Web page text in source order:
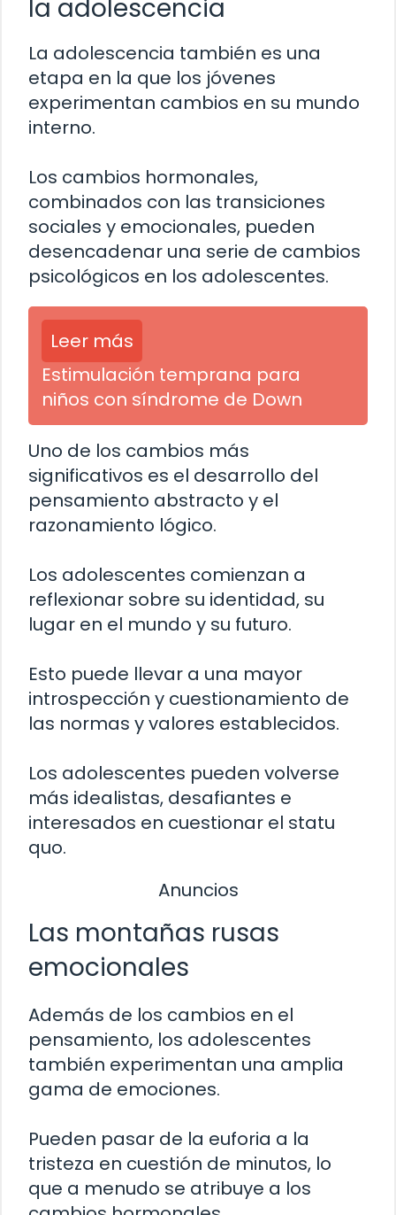
la adolescencia
La adolescencia también es una
etapa en la que los jóvenes
experimentan cambios en su mundo
interno.
Los cambios hormonales,
combinados con las transiciones
sociales y emocionales, pueden
desencadenar una serie de cambios
psicológicos en los adolescentes.
Leer más
Estimulación temprana para
niños con síndrome de Down
Uno de los cambios más
significativos es el desarrollo del
pensamiento abstracto y el
razonamiento lógico.
Los adolescentes comienzan a
reflexionar sobre su identidad, su
lugar en el mundo y su futuro.
Esto puede llevar a una mayor
introspección y cuestionamiento de
las normas y valores establecidos.
Los adolescentes pueden volverse
más idealistas, desafiantes e
interesados en cuestionar el statu
quo.
Anuncios
Las montañas rusas
emocionales
Además de los cambios en el
pensamiento, los adolescentes
también experimentan una amplia
gama de emociones.
Pueden pasar de la euforia a la
tristeza en cuestión de minutos, lo
que a menudo se atribuye a los